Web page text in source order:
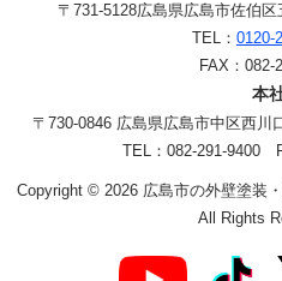
〒731-5128広島県広島市佐伯
TEL： 0120-
FAX：082-
本
〒730-0846 広島県広島市中区西川
TEL：082-291-9400
Copyright © 2026 広島市の外壁塗装
All Rights